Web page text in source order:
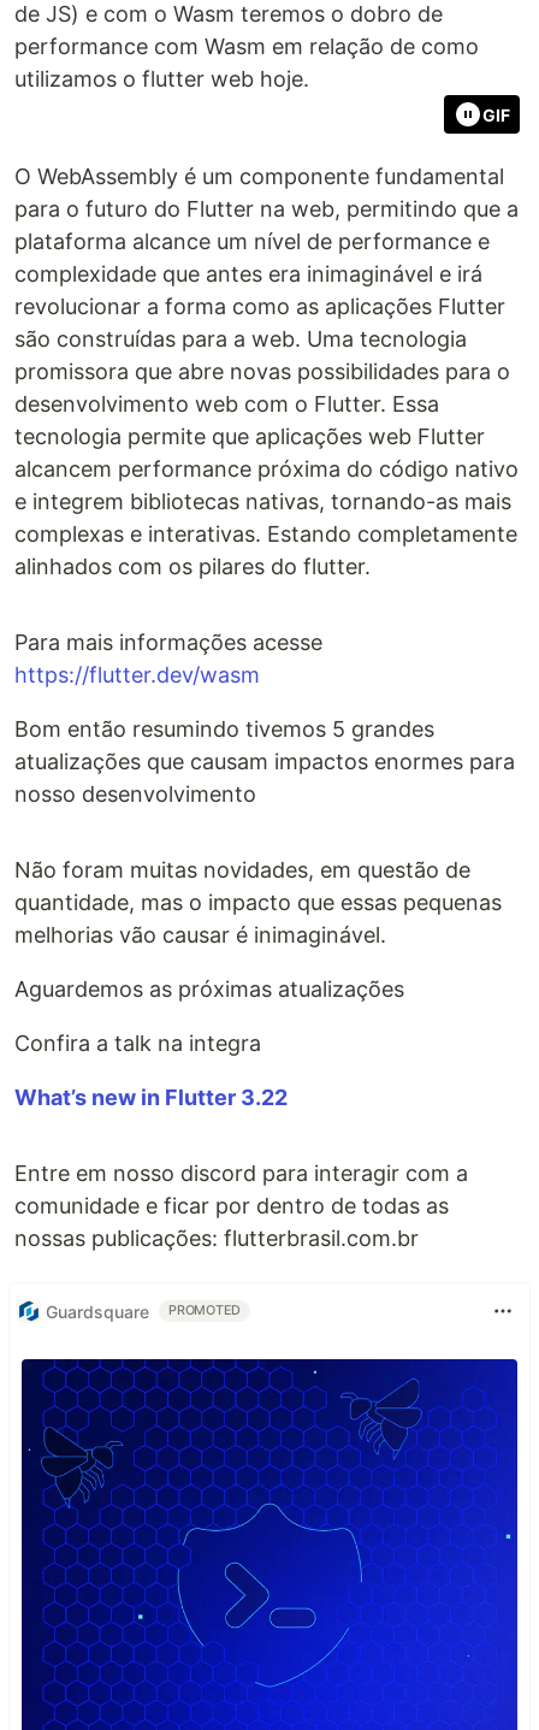
de JS) e com o Wasm teremos o dobro de
performance com Wasm em relação de como
utilizamos o flutter web hoje.
GIF
O WebAssembly é um componente fundamental
para o futuro do Flutter na web, permitindo que a
plataforma alcance um nível de performance e
complexidade que antes era inimaginável e irá
revolucionar a forma como as aplicações Flutter
são construídas para a web. Uma tecnologia
promissora que abre novas possibilidades para o
desenvolvimento web com o Flutter. Essa
tecnologia permite que aplicações web Flutter
alcancem performance próxima do código nativo
e integrem bibliotecas nativas, tornando-as mais
complexas e interativas. Estando completamente
alinhados com os pilares do flutter.
Para mais informações acesse
https://flutter.dev/wasm
Bom então resumindo tivemos 5 grandes
atualizações que causam impactos enormes para
nosso desenvolvimento
Não foram muitas novidades, em questão de
quantidade, mas o impacto que essas pequenas
melhorias vão causar é inimaginável.
Aguardemos as próximas atualizações
Confira a talk na integra
What’s new in Flutter 3.22
Entre em nosso discord para interagir com a
comunidade e ficar por dentro de todas as
nossas publicações: flutterbrasil.com.br
Guardsquare PROMOTED